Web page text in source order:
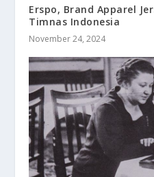
Erspo, Brand Apparel
Timnas Indonesia
November 24, 2024